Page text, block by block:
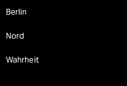
Berlin
Nord
Wahrheit